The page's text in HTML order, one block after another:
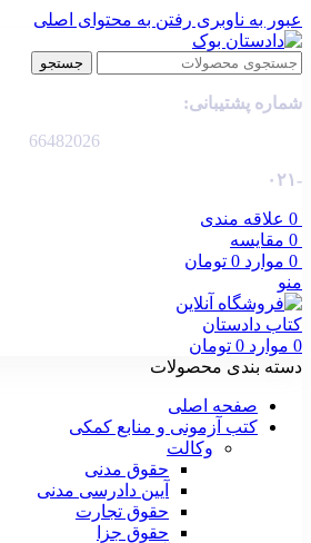
عبور به ناوبری رفتن به محتوای اصلی
جستجو
شماره پشتیبانی:
66482026
-۰۲۱
0 علاقه مندی
0 مقایسه
0 موارد 0 تومان
منو
0 موارد 0 تومان
دسته بندی محصولات
صفحه اصلی
کتب آزمونی و منابع کمکی
وکالت
حقوق مدنی
آیین دادرسی مدنی
حقوق تجارت
حقوق جزا